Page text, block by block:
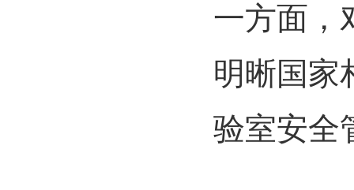
一方面，
明晰国家
验室安全